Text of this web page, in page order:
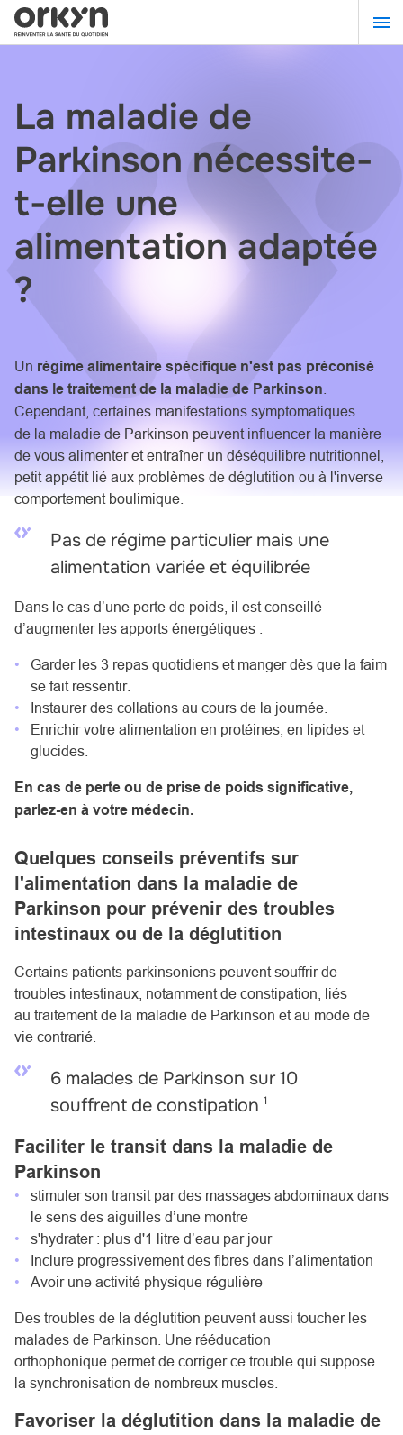
Aller
au
La maladie de
Parkinson nécessite-
t-elle une
alimentation adaptée
?
Un régime alimentaire spécifique n'est pas préconisé
dans le traitement de la maladie de Parkinson
Cependant, certaines manifestations symptomatiques
de la maladie de Parkinson peuvent influencer la manière
de vous alimenter et entraîner un déséquilibre nutritionnel,
petit appétit lié aux problèmes de déglutition ou à l'inverse
comportement boulimique.
Pas de régime particulier mais une
alimentation variée et équilibrée
Dans le cas d’une perte de poids, il est conseillé
d’augmenter les apports énergétiques :
Garder les 3 repas quotidiens et manger dès que la faim
se fait ressentir.
Instaurer des collations au cours de la journée.
Enrichir votre alimentation en protéines, en lipides et
glucides.
En cas de perte ou de prise de poids significative,
parlez-en à votre médecin.
Quelques conseils préventifs sur
l'alimentation dans la maladie de
Parkinson pour prévenir des troubles
intestinaux ou de la déglutition
Certains patients parkinsoniens peuvent souffrir de
troubles intestinaux, notamment de constipation, liés
au traitement de la maladie de Parkinson et au mode de
vie contrarié.
6 malades de Parkinson sur 10
souffrent de constipation 1
Faciliter le transit dans la maladie de
Parkinson
stimuler son transit par des massages abdominaux dans
le sens des aiguilles d’une montre
s'hydrater : plus d'1 litre d’eau par jour
Inclure progressivement des fibres dans l’alimentation
Avoir une activité physique régulière
Des troubles de la déglutition peuvent aussi toucher les
malades de Parkinson. Une rééducation
orthophonique permet de corriger ce trouble qui suppose
la synchronisation de nombreux muscles.
Favoriser la déglutition dans la maladie de